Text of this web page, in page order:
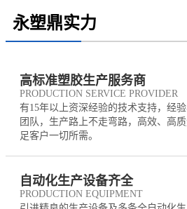
永塑鼎实力
高标准塑胶生产服务商
PRODUCTION SERVICE PROVIDER
有15年以上资深经验的技术支持，经
团队，生产路上不走弯路，高效、高
足客户一切所需。
自动化生产设备齐全
PRODUCTION EQUIPMENT